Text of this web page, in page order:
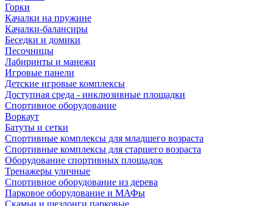
Горки
Качалки на пружине
Качалки-балансиры
Беседки и домики
Песочницы
Лабиринты и манежи
Игровые панели
Детские игровые комплексы
Доступная среда - инклюзивные площадки
Спортивное оборудование
Воркаут
Батуты и сетки
Спортивные комплексы для младшего возраста
Спортивные комплексы для старшего возраста
Оборудование спортивных площадок
Тренажеры уличные
Спортивное оборудование из дерева
Парковое оборудование и МАФы
Скамьи и шезлонги парковые